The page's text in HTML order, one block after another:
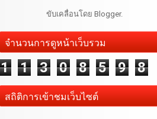
ขับเคลื่อนโดย Blogger.
จำนวนการดูหน้าเว็บรวม
1 1 3 0 8 5 9 8
สถิติการเข้าชมเว็บไซต์